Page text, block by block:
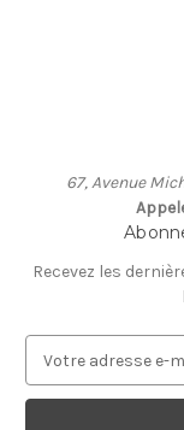
67, Avenue
Recevez les
r